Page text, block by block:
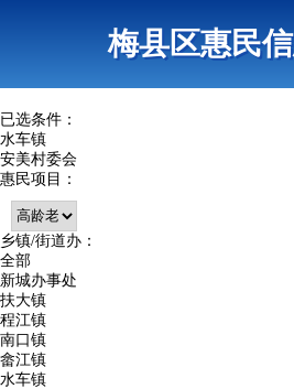
查询指引梅县区惠民
已选条件：
水车镇
安美村委会
惠民项目：
乡镇/街道办：
全部
新城办事处
扶大镇
程江镇
南口镇
畲江镇
水车镇